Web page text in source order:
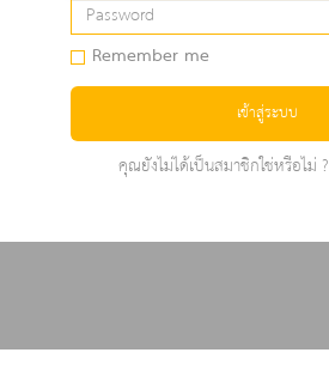
Remember me
เข้าสู่ระบบ
คุณยังไม่ได้เป็นสมาชิกใช่หรือไม่ ?